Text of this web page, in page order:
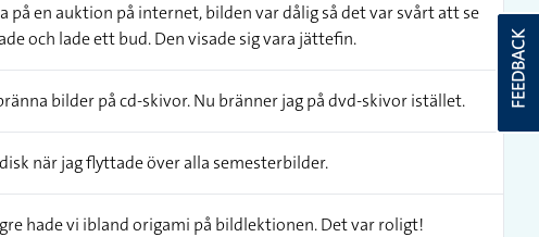
på en auktion på internet, bilden var dålig så det var svårt att se
och lade ett bud. Den visade sig vara jättefin.
bilder på cd-skivor. Nu bränner jag på dvd-skivor istället.
när jag flyttade över alla semesterbilder.
hade vi ibland origami på bildlektionen. Det var roligt!
FEEDBACK